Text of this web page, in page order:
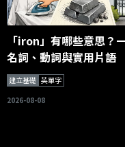
「iron」有哪些意思？
名詞、動詞與實用片語
建立基礎 英單字
2026-08-08